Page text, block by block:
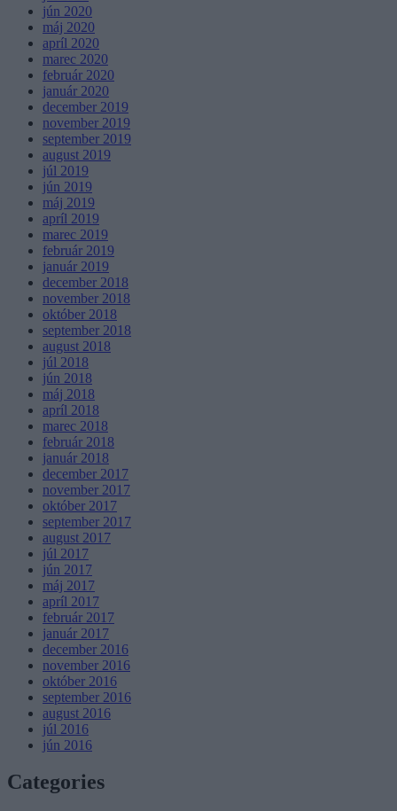
jún 2020
máj 2020
apríl 2020
marec 2020
február 2020
január 2020
december 2019
november 2019
september 2019
august 2019
júl 2019
jún 2019
máj 2019
apríl 2019
marec 2019
február 2019
január 2019
december 2018
november 2018
október 2018
september 2018
august 2018
júl 2018
jún 2018
máj 2018
apríl 2018
marec 2018
február 2018
január 2018
december 2017
november 2017
október 2017
september 2017
august 2017
júl 2017
jún 2017
máj 2017
apríl 2017
február 2017
január 2017
december 2016
november 2016
október 2016
september 2016
august 2016
júl 2016
jún 2016
Categories